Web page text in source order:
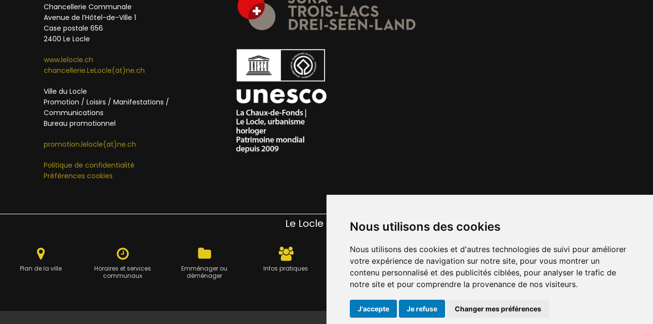
Nous utilisons des cookies
Nous utilisons des cookies et d'autres technologies de suivi pour améliorer
votre expérience de navigation sur notre site, pour vous montrer un
contenu personnalisé et des publicités ciblées, pour analyser le trafic de
notre site et pour comprendre la provenance de nos visiteurs.
J'accepte Je refuse Changer mes préférences
Chancellerie Communale
Avenue de l’Hôtel-de-Ville 1
Case postale 656
2400 Le Locle
www.lelocle.ch
chancellerie.LeLocle(at)ne.ch
Ville du Locle
Promotion / Loisirs / Manifestations /
Communications
Bureau promotionnel
promotion.lelocle(at)ne.ch
Politique de confidentialité
Préférences cookies
Le Locle pratique
Plan de la ville
Horaires et services
communaux
Emménager ou
déménager
Infos pratiques
Carte journalière CFF -
Flexicard
Travaux importants en
cours
Numéros d'urgence À louer / à vendre